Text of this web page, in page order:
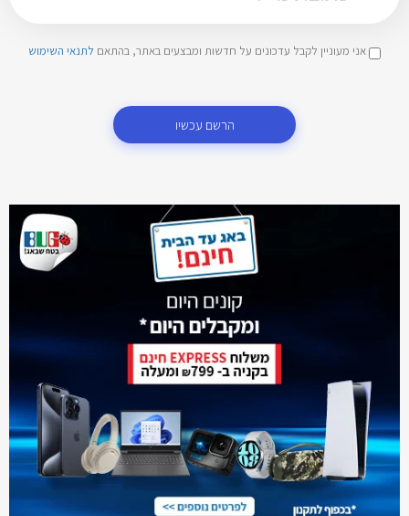
אני מעוניין לקבל עדכונים על חדשות ומבצעים באתר, בהתאם לתנאי השימוש
הרשם עכשיו